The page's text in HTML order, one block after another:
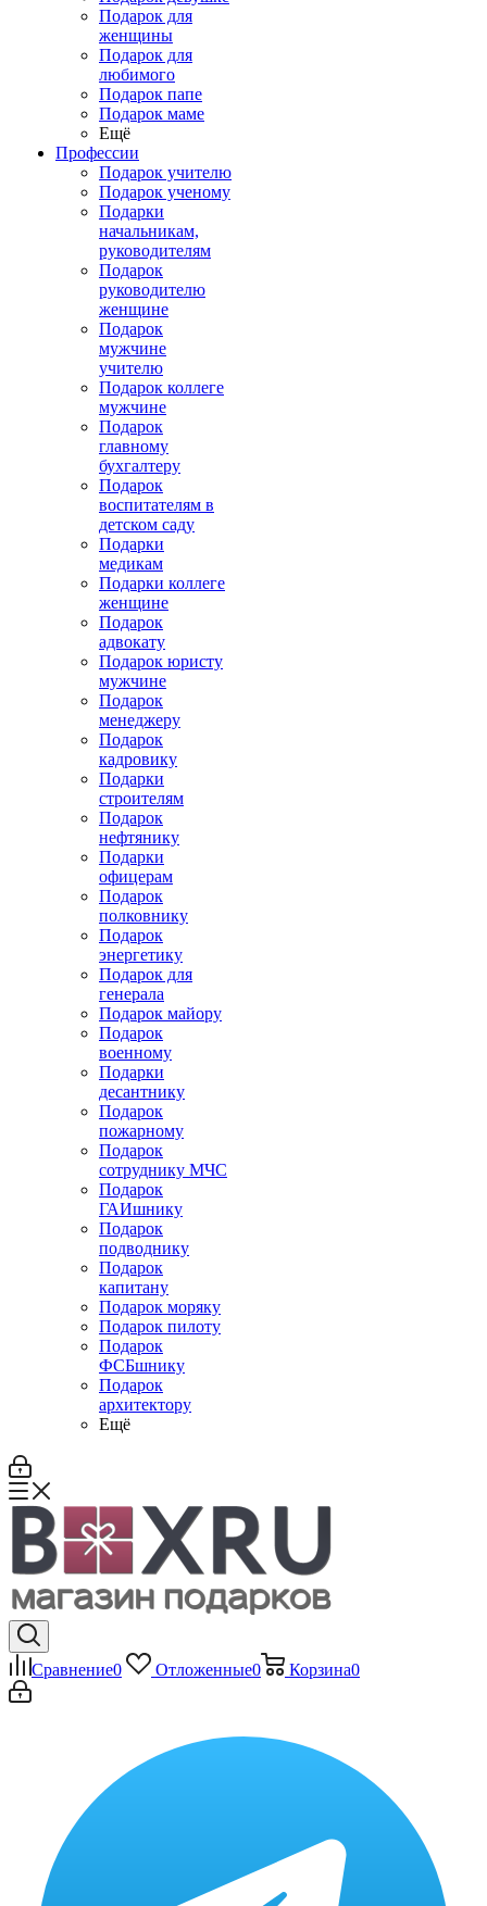
Подарок для
женщины
Подарок для
любимого
Подарок папе
Подарок маме
Ещё
Профессии
Подарок учителю
Подарок ученому
Подарки
начальникам,
руководителям
Подарок
руководителю
женщине
Подарок
мужчине
учителю
Подарок коллеге
мужчине
Подарок
главному
бухгалтеру
Подарок
воспитателям в
детском саду
Подарки
медикам
Подарки коллеге
женщине
Подарок
адвокату
Подарок юристу
мужчине
Подарок
менеджеру
Подарок
кадровику
Подарки
строителям
Подарок
нефтянику
Подарки
офицерам
Подарок
полковнику
Подарок
энергетику
Подарок для
генерала
Подарок майору
Подарок
военному
Подарки
десантнику
Подарок
пожарному
Подарок
сотруднику МЧС
Подарок
ГАИшнику
Подарок
подводнику
Подарок
капитану
Подарок моряку
Подарок пилоту
Подарок
ФСБшнику
Подарок
архитектору
Ещё
Сравнение0 Отложенные0 Корзина0